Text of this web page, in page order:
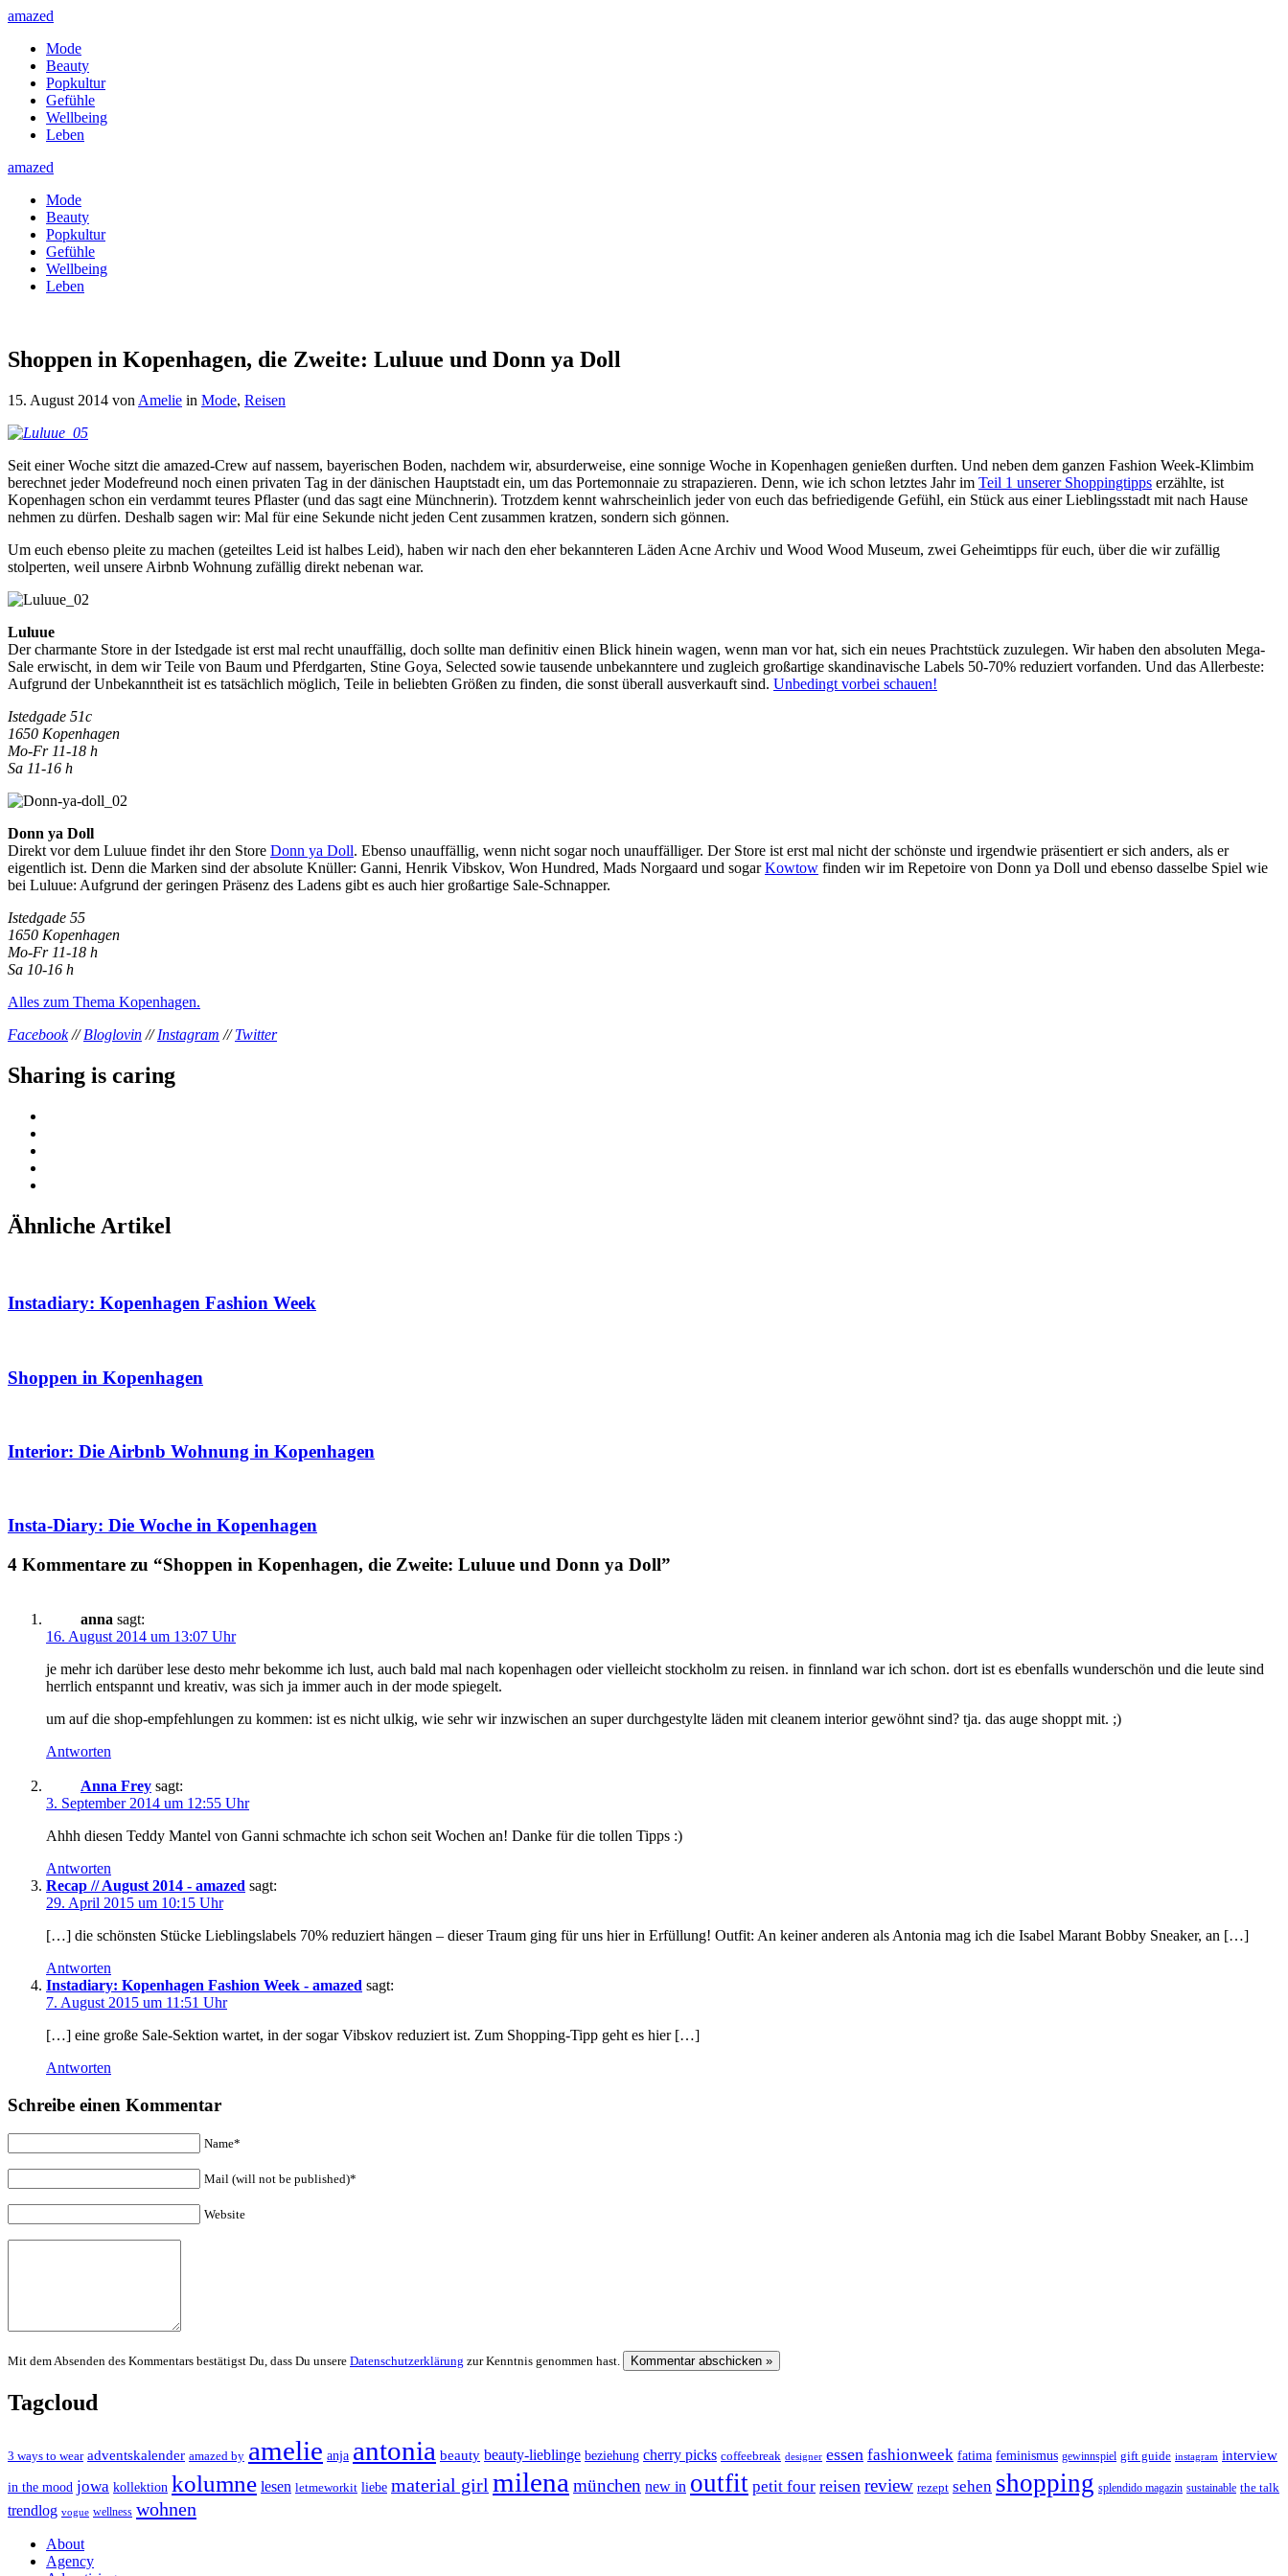
amazed
Mode
Beauty
Popkultur
Gefühle
Wellbeing
Leben
amazed
Mode
Beauty
Popkultur
Gefühle
Wellbeing
Leben
Shoppen in Kopenhagen, die Zweite: Luluue und Donn ya Doll
15. August 2014 von Amelie in Mode, Reisen
Seit einer Woche sitzt die amazed-Crew auf nassem, bayerischen Boden, nachdem wir, absurderweise, eine sonnige Woche in Kopenhagen genießen durften. Und neben dem ganzen Fashion Week-Klimbim
berechnet jeder Modefreund noch einen privaten Tag in der dänischen Hauptstadt ein, um das Portemonnaie zu strapazieren. Denn, wie ich schon letztes Jahr im Teil 1 unserer Shoppingtipps erzählte, ist
Kopenhagen schon ein verdammt teures Pflaster (und das sagt eine Münchnerin). Trotzdem kennt wahrscheinlich jeder von euch das befriedigende Gefühl, ein Stück aus einer Lieblingsstadt mit nach Hause
nehmen zu dürfen. Deshalb sagen wir: Mal für eine Sekunde nicht jeden Cent zusammen kratzen, sondern sich gönnen.
Um euch ebenso pleite zu machen (geteiltes Leid ist halbes Leid), haben wir nach den eher bekannteren Läden Acne Archiv und Wood Wood Museum, zwei Geheimtipps für euch, über die wir zufällig
stolperten, weil unsere Airbnb Wohnung zufällig direkt nebenan war.
Luluue
Der charmante Store in der Istedgade ist erst mal recht unauffällig, doch sollte man definitiv einen Blick hinein wagen, wenn man vor hat, sich ein neues Prachtstück zuzulegen. Wir haben den absoluten Mega-
Sale erwischt, in dem wir Teile von Baum und Pferdgarten, Stine Goya, Selected sowie tausende unbekanntere und zugleich großartige skandinavische Labels 50-70% reduziert vorfanden. Und das Allerbeste:
Aufgrund der Unbekanntheit ist es tatsächlich möglich, Teile in beliebten Größen zu finden, die sonst überall ausverkauft sind. Unbedingt vorbei schauen!
Istedgade 51c
1650 Kopenhagen
Mo-Fr 11-18 h
Sa 11-16 h
Donn ya Doll
Direkt vor dem Luluue findet ihr den Store Donn ya Doll. Ebenso unauffällig, wenn nicht sogar noch unauffälliger. Der Store ist erst mal nicht der schönste und irgendwie präsentiert er sich anders, als er
eigentlich ist. Denn die Marken sind der absolute Knüller: Ganni, Henrik Vibskov, Won Hundred, Mads Norgaard und sogarKowtow finden wir im Repetoire von Donn ya Doll und ebenso dasselbe Spiel wie
bei Luluue: Aufgrund der geringen Präsenz des Ladens gibt es auch hier großartige Sale-Schnapper.
Istedgade 55
1650 Kopenhagen
Mo-Fr 11-18 h
Sa 10-16 h
Alles zum Thema Kopenhagen.
Facebook//Bloglovin //Instagram //Twitter
Sharing is caring
Ähnliche Artikel
Instadiary: Kopenhagen Fashion Week
Shoppen in Kopenhagen
Interior: Die Airbnb Wohnung in Kopenhagen
Insta-Diary: Die Woche in Kopenhagen
4 Kommentare zu “Shoppen in Kopenhagen, die Zweite: Luluue und Donn ya Doll”
anna sagt:
16. August 2014 um 13:07 Uhr
je mehr ich darüber lese desto mehr bekomme ich lust, auch bald mal nach kopenhagen oder vielleicht stockholm zu reisen. in finnland war ich schon. dort ist es ebenfalls wunderschön und die leute sind
herrlich entspannt und kreativ, was sich ja immer auch in der mode spiegelt.
um auf die shop-empfehlungen zu kommen: ist es nicht ulkig, wie sehr wir inzwischen an super durchgestylte läden mit cleanem interior gewöhnt sind? tja. das auge shoppt mit. ;)
Antworten
Anna Frey sagt:
3. September 2014 um 12:55 Uhr
Ahhh diesen Teddy Mantel von Ganni schmachte ich schon seit Wochen an! Danke für die tollen Tipps :)
Antworten
Recap // August 2014 - amazed sagt:
29. April 2015 um 10:15 Uhr
[…] die schönsten Stücke Lieblingslabels 70% reduziert hängen – dieser Traum ging für uns hier in Erfüllung! Outfit: An keiner anderen als Antonia mag ich die Isabel Marant Bobby Sneaker, an […]
Antworten
Instadiary: Kopenhagen Fashion Week - amazed sagt:
7. August 2015 um 11:51 Uhr
[…] eine große Sale-Sektion wartet, in der sogar Vibskov reduziert ist. Zum Shopping-Tipp geht es hier […]
Antworten
Schreibe einen Kommentar
Name*
Mail (will not be published)*
Website
Mit dem Absenden des Kommentars bestätigst Du, dass Du unsere Datenschutzerklärung zur Kenntnis genommen hast.
Tagcloud
3 ways to wear adventskalender amazed by amelie anja antonia beauty beauty-lieblinge beziehung cherry picks coffeebreak designer essen fashionweek fatima feminismus gewinnspiel gift guide instagram interview
in the mood jowa kollektion kolumne lesen letmeworkit liebe material girl milena münchen new in outfit petit four reisen review rezept sehen shopping splendido magazin sustainable the talk
trendlog vogue wellness wohnen
About
Agency